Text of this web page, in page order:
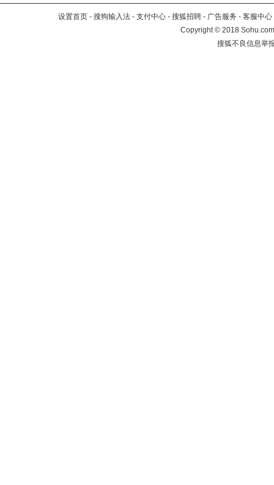
设置首页 - 搜狗输入法 - 支付中心 - 搜狐招聘 - 广告服务 - 客服中心
Copyright©2018
搜狐不良信息举